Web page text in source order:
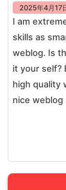
2025年4月17
I am
skills as
weblog. Is
it your self?
high quality
nice weblog